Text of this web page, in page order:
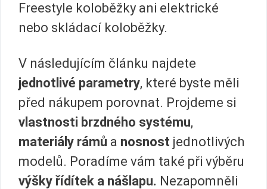
Freestyle koloběžky ani elektrické
nebo skládací koloběžky.
V následujícím článku najdete
jednotlivé parametry, které byste měli
před nákupem porovnat. Projdeme si
vlastnosti brzdného systému,
materiály rámů a nosnost jednotlivých
modelů. Poradíme vám také při výběru
výšky řídítek a nášlapu. Nezapomněli